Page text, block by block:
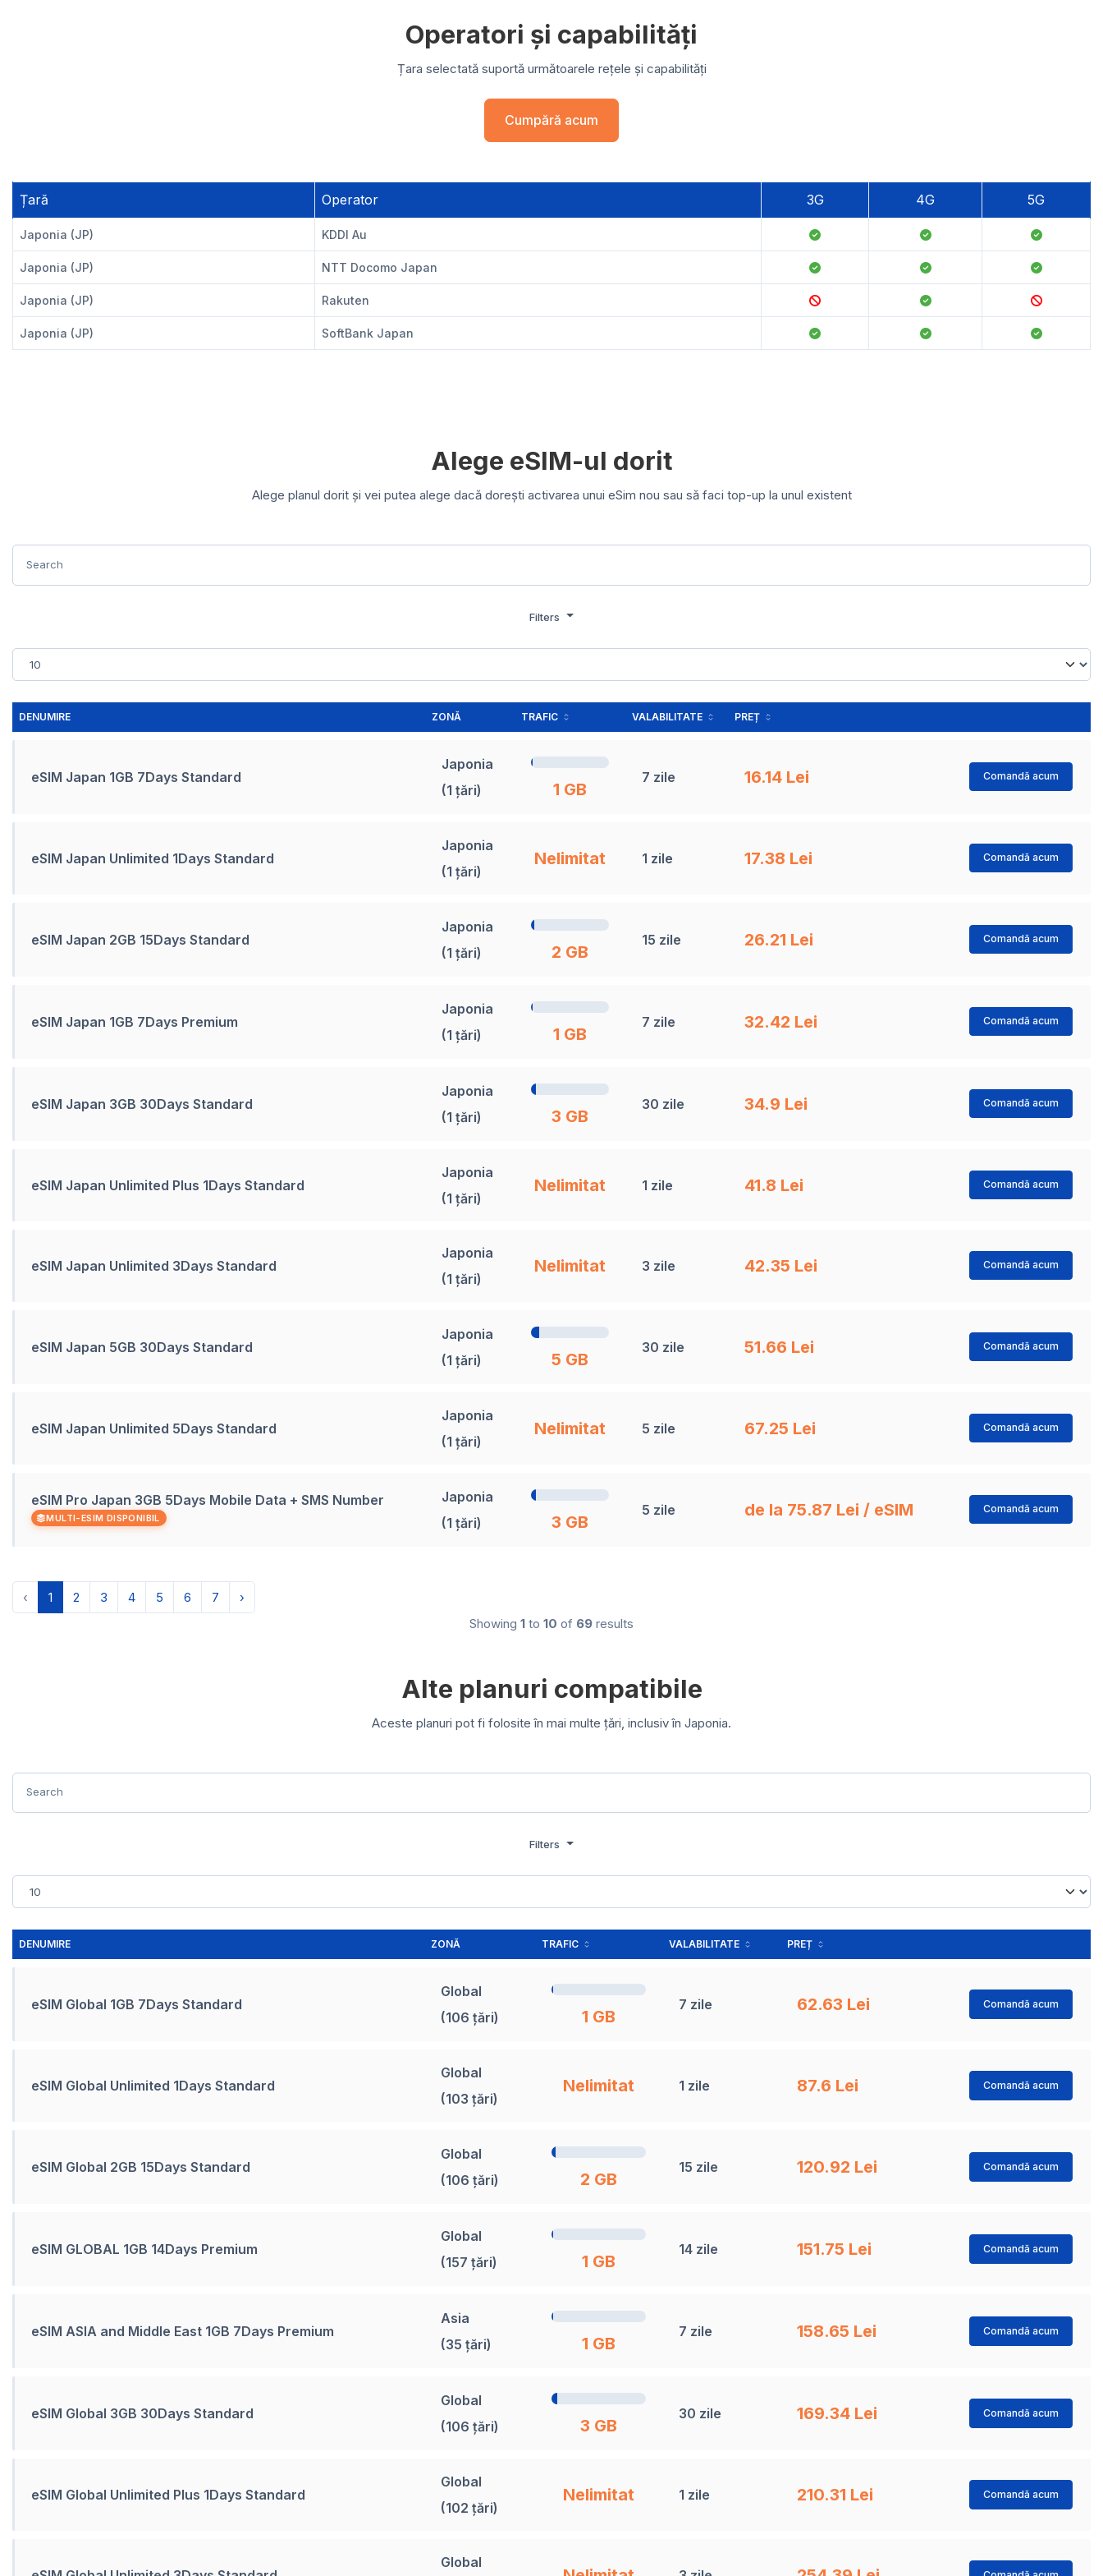
Operatori și capabilități
Țara selectată suportă următoarele rețele și capabilități
Cumpără acum
Țară Operator 3G 4G 5G
Japonia (JP) KDDI Au
Japonia (JP) NTT Docomo Japan
Japonia (JP) Rakuten
Japonia (JP) SoftBank Japan
Alege eSIM-ul dorit
Alege planul dorit și vei putea alege dacă dorești activarea unui eSim nou sau să faci top-up la unul existent
Filters
DENUMIRE ZONĂ TRAFIC VALABILITATE PREȚ
eSIM Japan 1GB 7Days Standard
Japonia
(1 țări)
1 GB
7 zile 16.14 Lei Comandă acum
eSIM Japan Unlimited 1Days Standard
Japonia
(1 țări)
Nelimitat 1 zile 17.38 Lei Comandă acum
eSIM Japan 2GB 15Days Standard
Japonia
(1 țări)
2 GB
15 zile 26.21 Lei Comandă acum
eSIM Japan 1GB 7Days Premium
Japonia
(1 țări)
1 GB
7 zile 32.42 Lei Comandă acum
eSIM Japan 3GB 30Days Standard
Japonia
(1 țări)
3 GB
30 zile 34.9 Lei Comandă acum
eSIM Japan Unlimited Plus 1Days Standard
Japonia
(1 țări)
Nelimitat 1 zile 41.8 Lei Comandă acum
eSIM Japan Unlimited 3Days Standard
Japonia
(1 țări)
Nelimitat 3 zile 42.35 Lei Comandă acum
eSIM Japan 5GB 30Days Standard
Japonia
(1 țări)
5 GB
30 zile 51.66 Lei Comandă acum
eSIM Japan Unlimited 5Days Standard
Japonia
(1 țări)
Nelimitat 5 zile 67.25 Lei Comandă acum
eSIM Pro Japan 3GB 5Days Mobile Data + SMS Number
MULTI-ESIM DISPONIBIL
Japonia
(1 țări)
3 GB
5 zile de la 75.87 Lei / eSIM Comandă acum
‹ 1 2 3 4 5 6 7
›
Showing 1 to 10 of 69 results
Alte planuri compatibile
Aceste planuri pot fi folosite în mai multe țări, inclusiv în Japonia.
Filters
DENUMIRE ZONĂ TRAFIC VALABILITATE PREȚ
eSIM Global 1GB 7Days Standard
Global
(106 țări)
1 GB
7 zile 62.63 Lei Comandă acum
eSIM Global Unlimited 1Days Standard
Global
(103 țări)
Nelimitat 1 zile 87.6 Lei Comandă acum
eSIM Global 2GB 15Days Standard
Global
(106 țări)
2 GB
15 zile 120.92 Lei Comandă acum
eSIM GLOBAL 1GB 14Days Premium
Global
(157 țări)
1 GB
14 zile 151.75 Lei Comandă acum
eSIM ASIA and Middle East 1GB 7Days Premium
Asia
(35 țări)
1 GB
7 zile 158.65 Lei Comandă acum
eSIM Global 3GB 30Days Standard
Global
(106 țări)
3 GB
30 zile 169.34 Lei Comandă acum
eSIM Global Unlimited Plus 1Days Standard
Global
(102 țări)
Nelimitat 1 zile 210.31 Lei Comandă acum
Global